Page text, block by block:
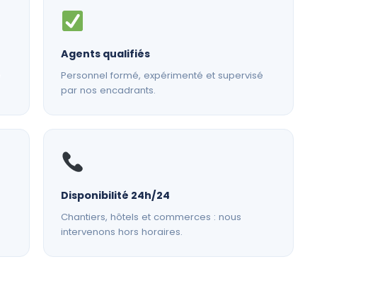
Agents qualifiés
Personnel formé, expérimenté et supervisé
par nos encadrants.
Disponibilité 24h/24
Chantiers, hôtels et commerces : nous
intervenons hors horaires.